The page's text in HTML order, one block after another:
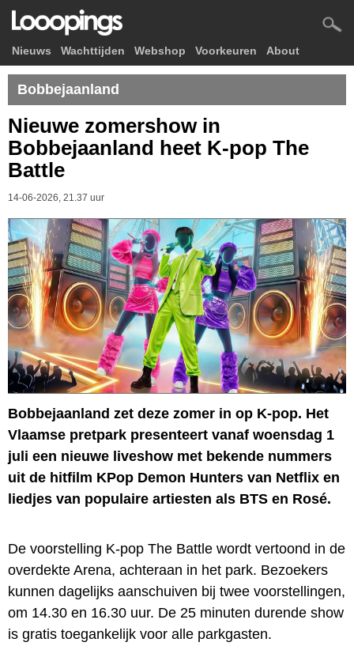
Nieuws Wachttijden Webshop Voorkeuren About
Bobbejaanland
Nieuwe zomershow in
Bobbejaanland heet K-pop The
Battle
14-06-2026, 21.37 uur
Bobbejaanland zet deze zomer in op K-pop. Het
Vlaamse pretpark presenteert vanaf woensdag 1
juli een nieuwe liveshow met bekende nummers
uit de hitfilm KPop Demon Hunters van Netflix en
liedjes van populaire artiesten als BTS en Rosé.
De voorstelling K-pop The Battle wordt vertoond in de
overdekte Arena, achteraan in het park. Bezoekers
kunnen dagelijks aanschuiven bij twee voorstellingen,
om 14.30 en 16.30 uur. De 25 minuten durende show
is gratis toegankelijk voor alle parkgasten.